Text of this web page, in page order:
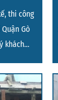
thi công
Gò
khách